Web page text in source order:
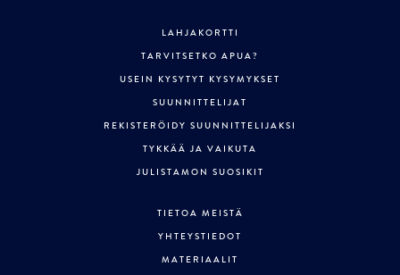
LAHJAKORTTI
TARVITSETKO APUA?
USEIN KYSYTYT KYSYMYKSET
SUUNNITTELIJAT
REKISTERÖIDY SUUNNITTELIJAKSI
TYKKÄÄ JA VAIKUTA
JULISTAMON SUOSIKIT
TIETOA MEISTÄ
YHTEYSTIEDOT
MATERIAALIT